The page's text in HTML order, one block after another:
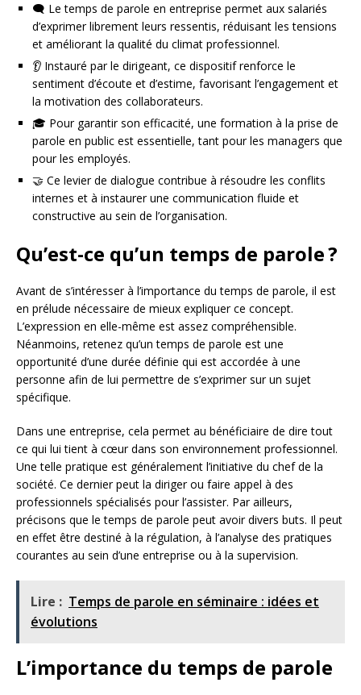
🗨️ Le temps de parole en entreprise permet aux salariés
d’exprimer librement leurs ressentis, réduisant les tensions
et améliorant la qualité du climat professionnel.
👂 Instauré par le dirigeant, ce dispositif renforce le
sentiment d’écoute et d’estime, favorisant l’engagement et
la motivation des collaborateurs.
🎓 Pour garantir son efficacité, une formation à la prise de
parole en public est essentielle, tant pour les managers que
pour les employés.
🤝 Ce levier de dialogue contribue à résoudre les conflits
internes et à instaurer une communication fluide et
constructive au sein de l’organisation.
Qu’est-ce qu’un temps de parole ?
Avant de s’intéresser à l’importance du temps de parole, il est
en prélude nécessaire de mieux expliquer ce concept.
L’expression en elle-même est assez compréhensible.
Néanmoins, retenez qu’un temps de parole est une
opportunité d’une durée définie qui est accordée à une
personne afin de lui permettre de s’exprimer sur un sujet
spécifique.
Dans une entreprise, cela permet au bénéficiaire de dire tout
ce qui lui tient à cœur dans son environnement professionnel.
Une telle pratique est généralement l’initiative du chef de la
société. Ce dernier peut la diriger ou faire appel à des
professionnels spécialisés pour l’assister. Par ailleurs,
précisons que le temps de parole peut avoir divers buts. Il peut
en effet être destiné à la régulation, à l’analyse des pratiques
courantes au sein d’une entreprise ou à la supervision.
Lire : Temps de parole en séminaire : idées et
évolutions
L’importance du temps de parole